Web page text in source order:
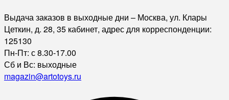
Выдача заказов в выходные дни – Москва, ул. Клары
Цеткин, д. 28, 35 кабинет, адрес для корреспонденции:
125130
Пн-Пт: с 8.30-17.00
Сб и Вс: выходные
magazin@artotoys.ru